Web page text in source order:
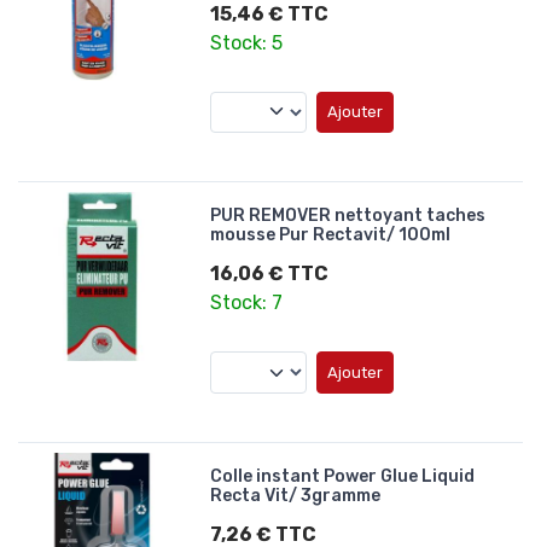
15,46 € TTC
Stock: 5
Ajouter
PUR REMOVER nettoyant taches
mousse Pur Rectavit/ 100ml
16,06 € TTC
Stock: 7
Ajouter
Colle instant Power Glue Liquid
Recta Vit/ 3gramme
7,26 € TTC